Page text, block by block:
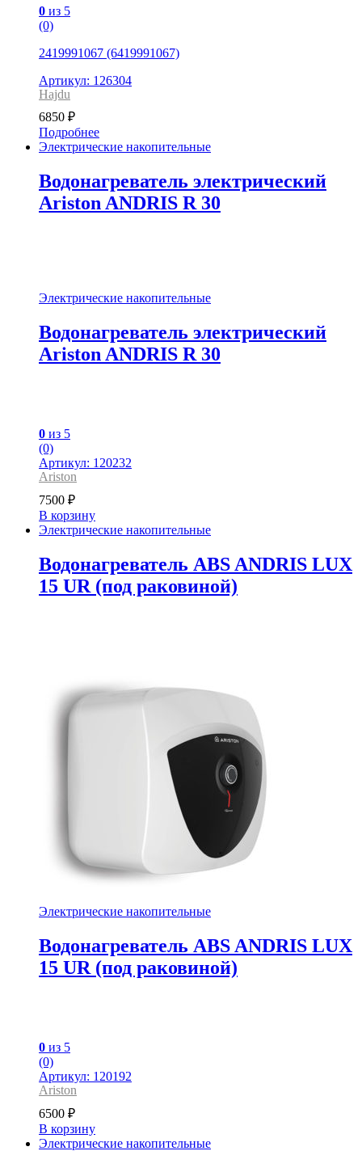
0 из 5
(0)
2419991067 (6419991067)
Артикул: 126304
Hajdu
6850 ₽
Подробнее
Электрические накопительные
Водонагреватель электрический
Ariston ANDRIS R 30
Электрические накопительные
Водонагреватель электрический
Ariston ANDRIS R 30
0 из 5
(0)
Артикул: 120232
Ariston
7500 ₽
В корзину
Электрические накопительные
Водонагреватель ABS ANDRIS LUX
15 UR (под раковиной)
Электрические накопительные
Водонагреватель ABS ANDRIS LUX
15 UR (под раковиной)
0 из 5
(0)
Артикул: 120192
Ariston
6500 ₽
В корзину
Электрические накопительные